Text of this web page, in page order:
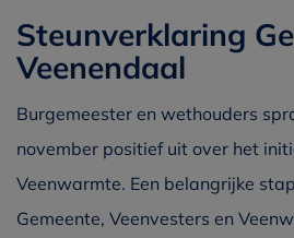
Steunverklaring
Veenendaal
Burgemeester en wethouders
november positief uit over het
Veenwarmte. Een belangrijke
Gemeente, Veenvesters en